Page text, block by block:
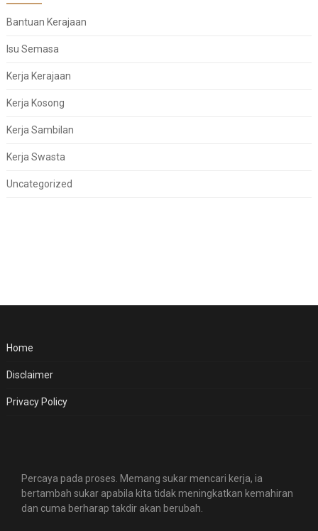
Bantuan Kerajaan
Isu Semasa
Kerja Kerajaan
Kerja Kosong
Kerja Sambilan
Kerja Swasta
Uncategorized
Home
Disclaimer
Privacy Policy
Percaya pada proses. Memang sukar mencari kerja, ia
bertambah sukar apabila kita tidak meningkatkan kemahiran
dan cuma berharap takdir akan berubah.